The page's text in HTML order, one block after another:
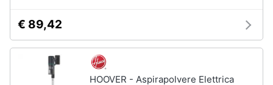
€ 89,42
HOOVER - Aspirapolvere Elettrica